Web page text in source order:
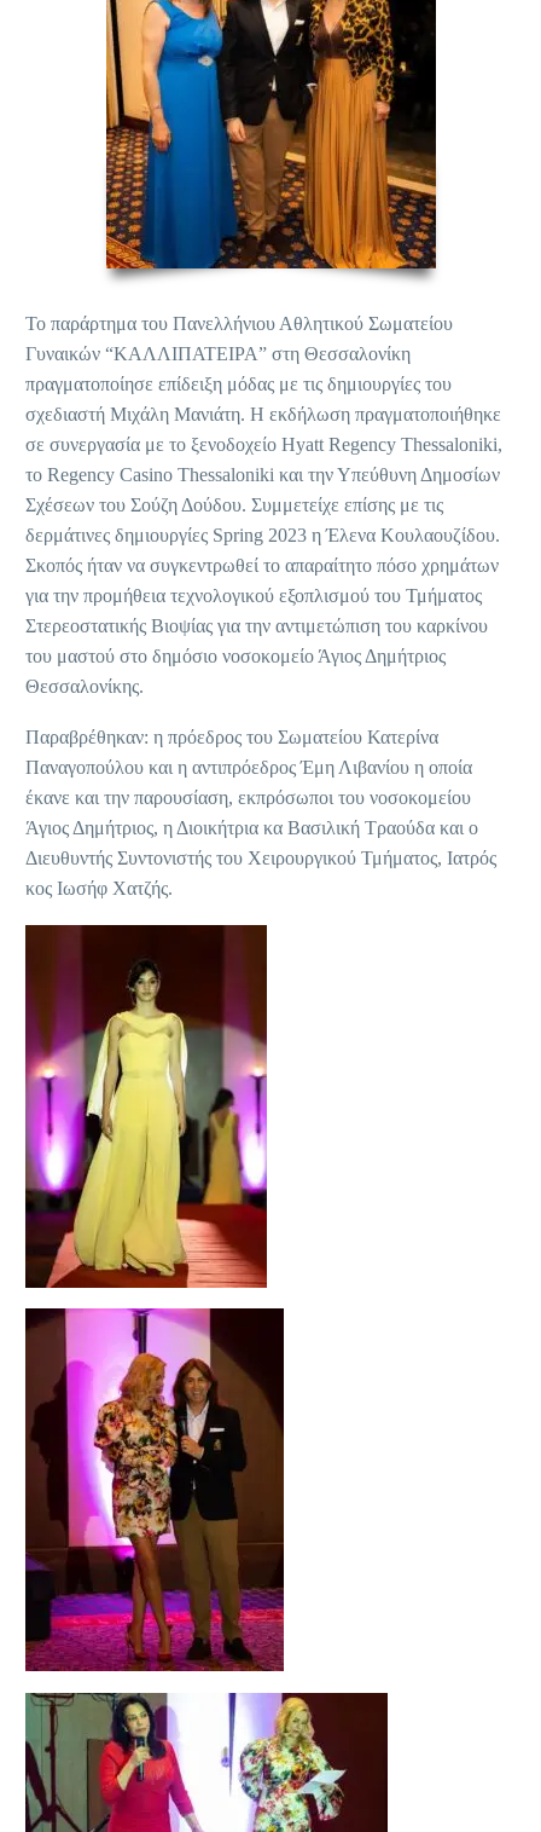
Το παράρτημα του Πανελλήνιου Αθλητικού Σωματείου
Γυναικών “ΚΑΛΛΙΠΑΤΕΙΡΑ” στη Θεσσαλονίκη
πραγματοποίησε επίδειξη μόδας με τις δημιουργίες του
σχεδιαστή Μιχάλη Μανιάτη. Η εκδήλωση πραγματοποιήθηκε
σε συνεργασία με το ξενοδοχείο Hyatt Regency Thessaloniki,
το Regency Casino Thessaloniki και την Υπεύθυνη Δημοσίων
Σχέσεων του Σούζη Δούδου. Συμμετείχε επίσης με τις
δερμάτινες δημιουργίες Spring 2023 η Έλενα Κουλαουζίδου.
Σκοπός ήταν να συγκεντρωθεί το απαραίτητο πόσο χρημάτων
για την προμήθεια τεχνολογικού εξοπλισμού του Τμήματος
Στερεοστατικής Βιοψίας για την αντιμετώπιση του καρκίνου
του μαστού στο δημόσιο νοσοκομείο Άγιος Δημήτριος
Θεσσαλονίκης.
Παραβρέθηκαν: η πρόεδρος του Σωματείου Κατερίνα
Παναγοπούλου και η αντιπρόεδρος Έμη Λιβανίου η οποία
έκανε και την παρουσίαση, εκπρόσωποι του νοσοκομείου
Άγιος Δημήτριος, η Διοικήτρια κα Βασιλική Τραούδα και ο
Διευθυντής Συντονιστής του Χειρουργικού Τμήματος, Ιατρός
κος Ιωσήφ Χατζής.